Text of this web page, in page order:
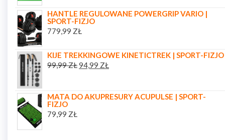
HANTLE REGULOWANE POWERGRIP VARIO |
SPORT-FIZJO
779,99 ZŁ
KIJE TREKKINGOWE KINETICTREK | SPORT-FIZJO
99,99ZŁ94,99 ZŁ
MATA DO AKUPRESURY ACUPULSE | SPORT-
FIZJO
79,99 ZŁ